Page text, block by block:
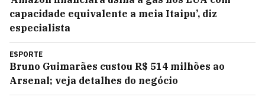
capacidade equivalente a meia Itaipu’, diz
especialista
ESPORTE
Bruno Guimarães custou R$ 514 milhões ao
Arsenal; veja detalhes do negócio